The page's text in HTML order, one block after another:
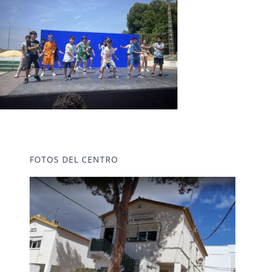
FOTOS DEL CENTRO